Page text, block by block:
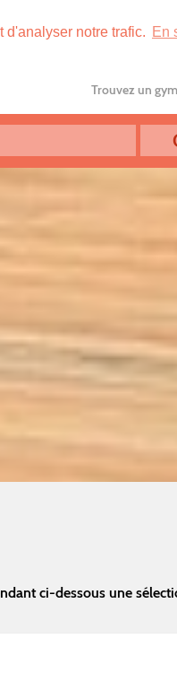
d'analyser notre trafic. En
Trouvez un
ci-dessous une